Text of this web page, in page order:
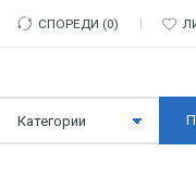
СПОРЕДИ 0